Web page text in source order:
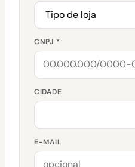
CNPJ *
CIDADE
E-MAIL